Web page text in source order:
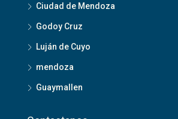
Ciudad de Mendoza
Godoy Cruz
Luján de Cuyo
mendoza
Guaymallen